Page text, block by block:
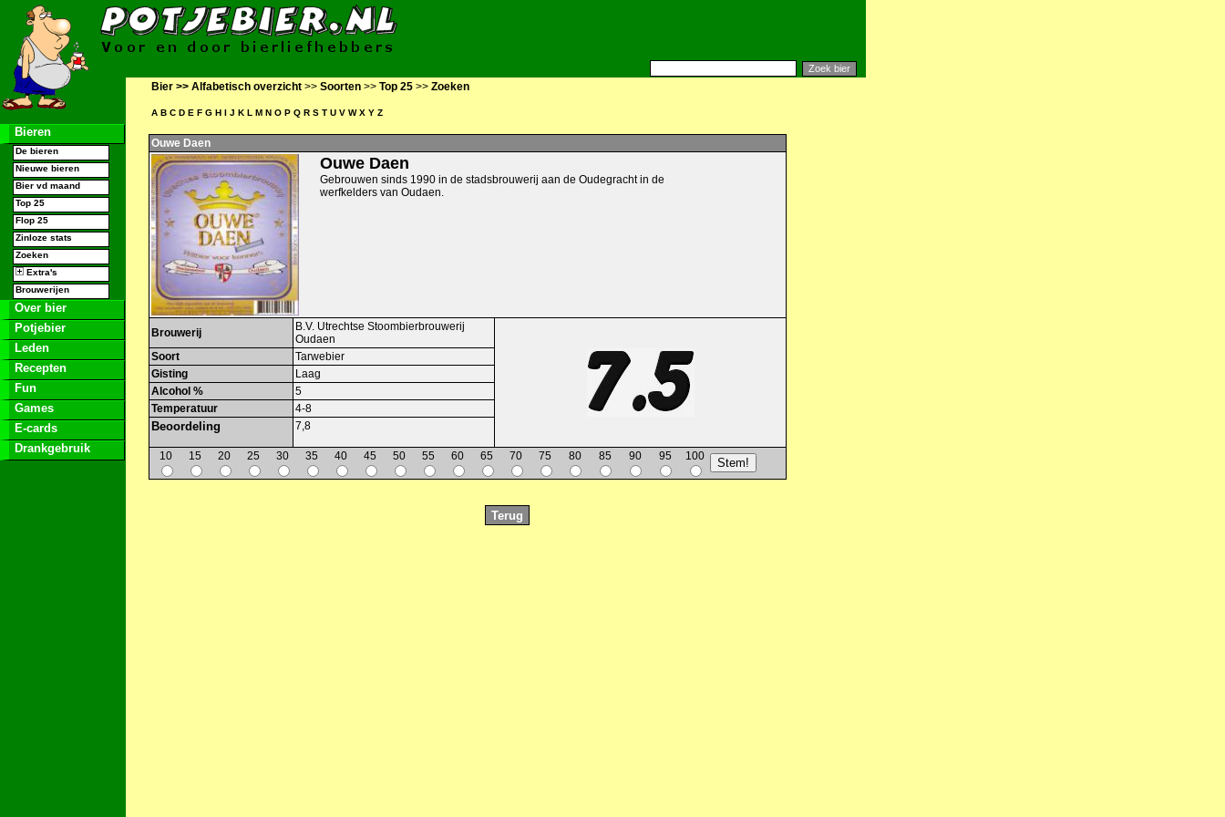
Bieren
De bieren
Nieuwe bieren
Bier vd maand
Top 25
Flop 25
Zinloze stats
Zoeken
Extra's
Brouwerijen
Over bier
Potjebier
Leden
Recepten
Fun
Games
E-cards
Drankgebruik
Bier >> Alfabetisch overzicht >> Soorten >> Top 25 >> Zoeken
A B C D E F G H I J K L M N O P Q R S T U V W X Y Z
Ouwe Daen
Ouwe Daen
Gebrouwen sinds 1990 in de stadsbrouwerij aan de Oudegracht in de
werfkelders van Oudaen.
Brouwerij
B.V. Utrechtse Stoombierbrouwerij
Oudaen
Soort
Tarwebier
Gisting
Laag
Alcohol %
5
Temperatuur
4-8
Beoordeling 7,8
10 15 20 25 30 35 40 45 50 55 60 65 70 75 80 85 90 95 100